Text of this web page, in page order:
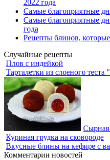
2022 года
Самые благоприятные
Самые благоприятные
года
Рецепты блинов,
Случайные рецепты
Плов с индейкой
Тарталетки из слоеного
Сырная
Куриная грудка на сковороде
Вкусные блины на кефире с
Комментарии новостей